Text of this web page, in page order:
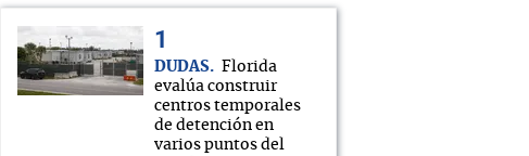
DUDAS
Florida
evalúa construir
centros temporales
de detención en
varios puntos del